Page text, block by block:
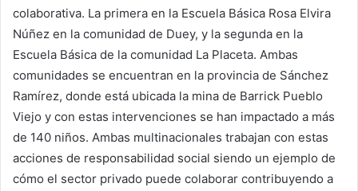
colaborativa. La primera en la Escuela Básica Rosa Elvira
Núñez en la comunidad de Duey, y la segunda en la
Escuela Básica de la comunidad La Placeta. Ambas
comunidades se encuentran en la provincia de Sánchez
Ramírez, donde está ubicada la mina de Barrick Pueblo
Viejo y con estas intervenciones se han impactado a más
de 140 niños. Ambas multinacionales trabajan con estas
acciones de responsabilidad social siendo un ejemplo de
cómo el sector privado puede colaborar contribuyendo a